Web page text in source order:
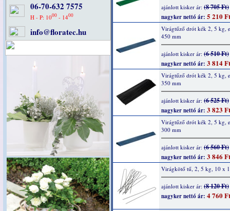
06-70-632 7575
H - P: 1000- 1400
info@floratec.hu
ajánlott kisker ár: (8 705 Ft)
nagyker nettó ár: 5 210 Ft
Virágtűző drót kék 2, 5 kg,
450 mm
ajánlott kisker ár: (6 510 Ft)
nagyker nettó ár: 3 814 Ft
Virágtűző drót kék 2, 5 kg,
350 mm
ajánlott kisker ár: (6 525 Ft)
nagyker nettó ár: 3 823 Ft
Virágtűző drót kék 2, 5 kg,
300 mm
ajánlott kisker ár: (6 560 Ft)
nagyker nettó ár: 3 846 Ft
Virágkötő tű, 2, 5 kg, 10 x
ajánlott kisker ár: (8 120 Ft)
nagyker nettó ár: 4 760 Ft